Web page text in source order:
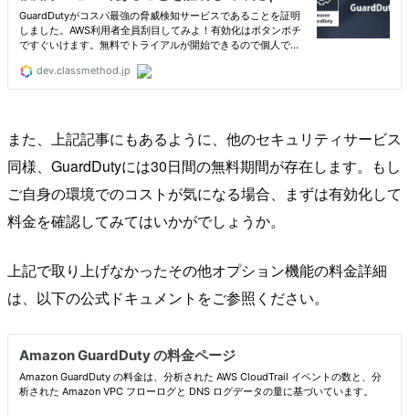
また、上記記事にもあるように、他のセキュリティサービス
同様、GuardDutyには30日間の無料期間が存在します。もし
ご自身の環境でのコストが気になる場合、まずは有効化して
料金を確認してみてはいかがでしょうか。
上記で取り上げなかったその他オプション機能の料金詳細
は、以下の公式ドキュメントをご参照ください。